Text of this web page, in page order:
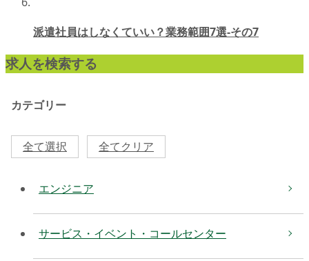
派遣社員はしなくていい？業務範囲7選-その7
求人を検索する
カテゴリー
全て選択 全てクリア
エンジニア
サービス・イベント・コールセンター